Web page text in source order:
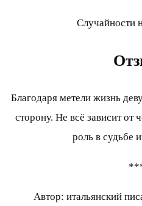
Случайности
Благодаря метели жизнь
сторону. Не всё зависит
роль в судьбе
Автор: итальянский